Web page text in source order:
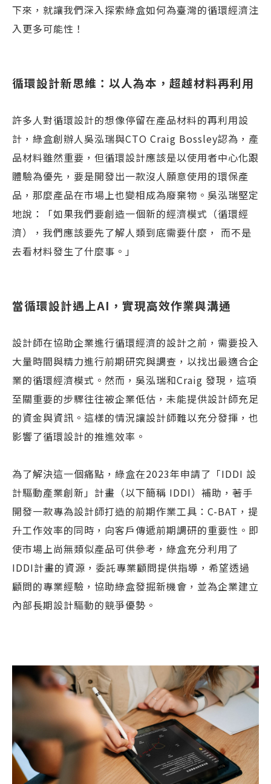
下來，就讓我們深入探索綠盒如何為臺灣的循環經濟注
入更多可能性！
循環設計新思維：以人為本，超越材料再利用
許多人對循環設計的想像停留在產品材料的再利用設
計，綠盒創辦人吳泓瑞與CTO Craig Bossley認為，產
品材料雖然重要，但循環設計應該是以使用者中心化跟
體驗為優先，要是開發出一款沒人願意使用的環保產
品，那麼產品在市場上也變相成為廢棄物。吳泓瑞堅定
地說：「如果我們要創造一個新的經濟模式（循環經
濟），我們應該要先了解人類到底需要什麼， 而不是
去看材料發生了什麼事。」
當循環設計遇上AI，實現高效作業與溝通
設計師在協助企業進行循環經濟的設計之前，需要投入
大量時間與精力進行前期研究與調查，以找出最適合企
業的循環經濟模式。然而，吳泓瑞和Craig 發現，這項
至關重要的步驟往往被企業低估，未能提供設計師充足
的資金與資訊。這樣的情況讓設計師難以充分發揮，也
影響了循環設計的推進效率。
為了解決這一個痛點，綠盒在2023年申請了「IDDI 設
計驅動產業創新」計畫（以下簡稱 IDDI）補助，著手
開發一款專為設計師打造的前期作業工具：C-BAT，提
升工作效率的同時，向客戶傳遞前期調研的重要性。即
使市場上尚無類似產品可供參考，綠盒充分利用了
IDDI計畫的資源，委託專業顧問提供指導，希望透過
顧問的專業經驗，協助綠盒發掘新機會，並為企業建立
內部長期設計驅動的競爭優勢。